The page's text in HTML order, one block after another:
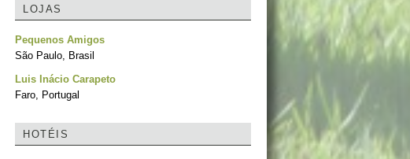
LOJAS
Pequenos Amigos
São Paulo, Brasil
Luis Inácio Carapeto
Faro, Portugal
HOTÉIS